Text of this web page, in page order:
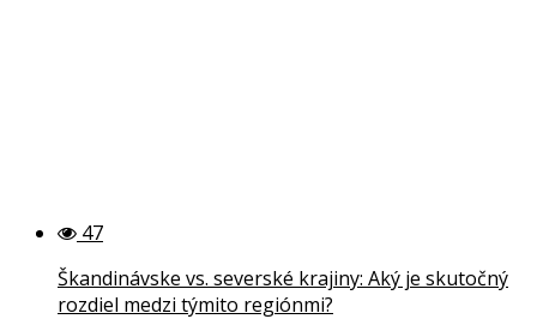
47
Škandinávske vs. severské krajiny: Aký je skutočný
rozdiel medzi týmito regiónmi?